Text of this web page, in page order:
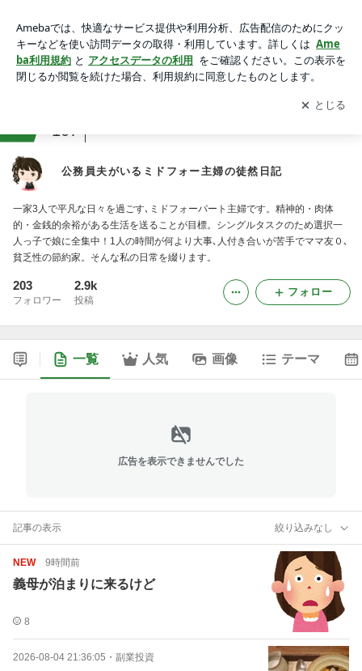
アプリをダウンロードして ブログの更新通知
を受け取りまし
ょう。
開く
107
公務員夫がいるミドフォー主婦の徒然日記
一家3人で平凡な日々を過ごす､ミドフォーパート主婦です。精神的・肉体
的・金銭的余裕がある生活を送ることが目標。シングルタスクのため選択一
人っ子で娘に全集中！1人の時間が何より大事､人付き合いが苦手でママ友０､
貧乏性の節約家。そんな私の日常を綴ります。
203
フォロワー
2.9k
投稿
フォロー
一覧 人気 画像 テーマ
広告を表示できませんでした
記事の表示 絞り込みなし
NEW 9時間前
義母が泊まりに来るけど
8
2026-08-04 21:36:05 ・ 副業投資